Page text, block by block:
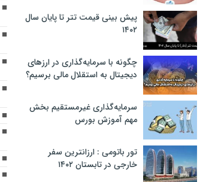
پیش بینی قیمت تتر تا پایان سال
۱۴۰۲
چگونه با سرمایه‌گذاری در ارزهای
دیجیتال به استقلال مالی برسیم؟
سرمایه‌گذاری غیرمستقیم بخش
مهم آموزش بورس
تور باتومی : ارزانترین سفر
خارجی در تابستان ۱۴۰۲